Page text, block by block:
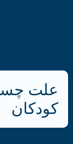
علت
کودکان